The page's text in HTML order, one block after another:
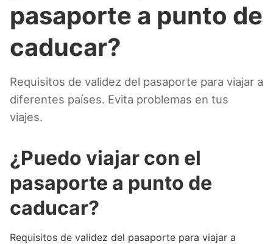
pasaporte a punto de
caducar?
Requisitos de validez del pasaporte para viajar a
diferentes países. Evita problemas en tus
viajes.
¿Puedo viajar con el
pasaporte a punto de
caducar?
Requisitos de validez del pasaporte para viajar a